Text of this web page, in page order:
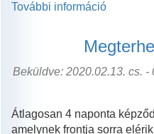
További információ
Beküldve: 2020.02.13. cs. -
Átlagosan 4 naponta
amelynek frontja sorra